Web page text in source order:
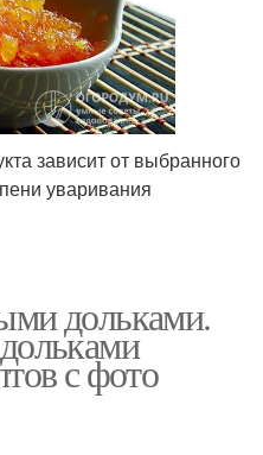
зависит от выбранного
уваривания
дольками.
с фото